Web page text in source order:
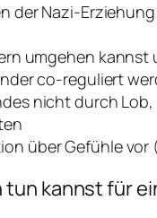
der Nazi-
umgehen
co-reguliert
nicht durch
über Gefühle
tun kannst für